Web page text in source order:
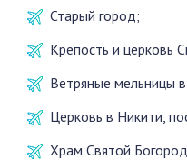
Старый город;
Крепость и церковь
Ветряные мельницы в
Церковь в Никити,
Храм Святой